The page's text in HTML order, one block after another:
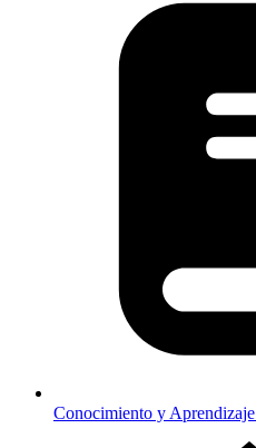
Conocimiento y Aprendizaje